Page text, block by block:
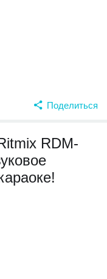
Поделиться
RDM-